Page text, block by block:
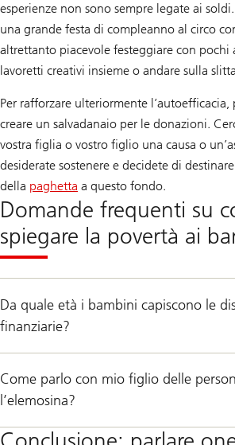
esperienze non sono sempre legate ai
una grande festa di compleanno al circo
altrettanto piacevole festeggiare con pochi
lavoretti creativi insieme o andare sulla
Per rafforzare ulteriormente
creare un salvadanaio per le donazioni.
vostra figlia o vostro figlio una causa o
desiderate sostenere e decidete di
della paghetta a questo fondo.
Domande frequenti su
spiegare la povertà ai
Da quale età i bambini capiscono le
finanziarie?
Come parlo con mio figlio delle
l’elemosina?